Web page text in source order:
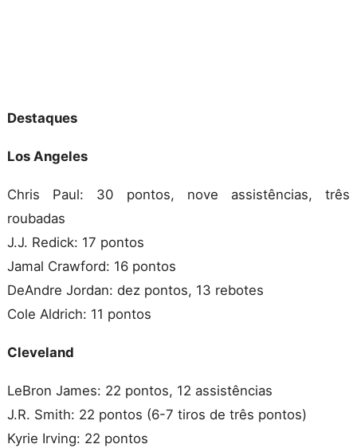
Destaques
Los Angeles
Chris Paul: 30 pontos, nove assistências, três
roubadas
J.J. Redick: 17 pontos
Jamal Crawford: 16 pontos
DeAndre Jordan: dez pontos, 13 rebotes
Cole Aldrich: 11 pontos
Cleveland
LeBron James: 22 pontos, 12 assistências
J.R. Smith: 22 pontos (6-7 tiros de três pontos)
Kyrie Irving: 22 pontos